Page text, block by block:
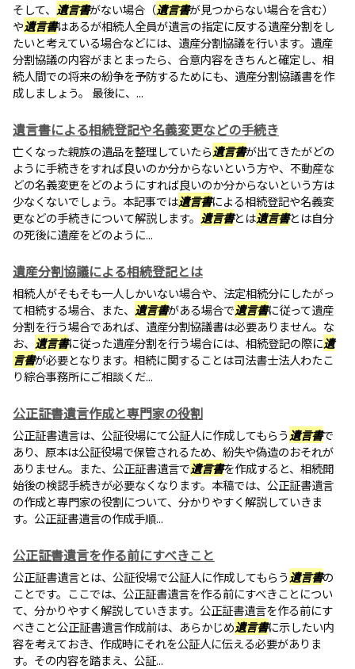
そして、 遺言書がない場合（遺言書が見つからない場合を含む）
や遺言書はあるが相続人全員が遺言の指定に反する遺産分割をし
たいと考えている場合などには、遺産分割協議を行います。遺産
分割協議の内容がまとまったら、合意内容をきちんと確定し、相
続人間での将来の紛争を予防するためにも、遺産分割協議書を作
成しましょう。 最後に、...
遺言書による相続登記や名義変更などの手続き
亡くなった親族の遺品を整理していたら遺言書が出てきたがどの
ように手続きをすれば良いのか分からないという方や、不動産な
どの名義変更をどのようにすれば良いのか分からないという方は
少なくないでしょう。本記事では遺言書による相続登記や名義変
更などの手続きについて解説します。 遺言書とは遺言書とは自分
の死後に遺産をどのように...
遺産分割協議による相続登記とは
相続人がそもそも一人しかいない場合や、法定相続分にしたがっ
て相続する場合、また、 遺言書がある場合で遺言書に従って遺産
分割を行う場合であれば、遺産分割協議書は必要ありません。な
お、 遺言書に従った遺産分割を行う場合には、相続登記の際に遺
言書が必要となります。相続に関することは司法書士法人わたこ
り綜合事務所にご相談くだ...
公正証書遺言作成と専門家の役割
公正証書遺言は、公証役場にて公証人に作成してもらう遺言書で
あり、原本は公証役場で保管されるため、紛失や偽造のおそれが
ありません。また、公正証書遺言で遺言書を作成すると、相続開
始後の検認手続きが必要なくなります。本稿では、公正証書遺言
の作成と専門家の役割について、分かりやすく解説していきま
す。公正証書遺言の作成手順...
公正証書遺言を作る前にすべきこと
公正証書遺言とは、公証役場で公証人に作成してもらう遺言書の
ことです。ここでは、公正証書遺言を作る前にすべきことについ
て、分かりやすく解説していきます。公正証書遺言を作る前にす
べきこと公正証書遺言作成前は、あらかじめ遺言書に示したい内
容を考えておき、作成時にそれを公証人に伝える必要がありま
す。その内容を踏まえ、公証...